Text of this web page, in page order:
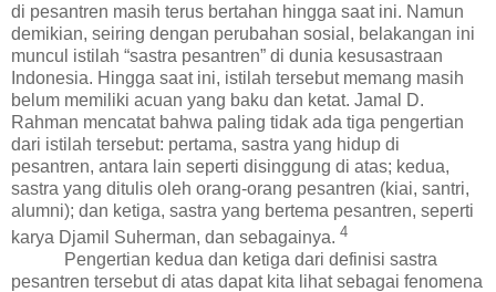
di pesantren masih terus bertahan hingga saat ini. Namun
demikian, seiring dengan perubahan sosial, belakangan ini
muncul istilah “sastra pesantren” di dunia kesusastraan
Indonesia. Hingga saat ini, istilah tersebut memang masih
belum memiliki acuan yang baku dan ketat. Jamal D.
Rahman mencatat bahwa paling tidak ada tiga pengertian
dari istilah tersebut: pertama, sastra yang hidup di
pesantren, antara lain seperti disinggung di atas; kedua,
sastra yang ditulis oleh orang-orang pesantren (kiai, santri,
alumni); dan ketiga, sastra yang bertema pesantren, seperti
karya Djamil Suherman, dan sebagainya. 4
Pengertian kedua dan ketiga dari definisi sastra
pesantren tersebut di atas dapat kita lihat sebagai fenomena